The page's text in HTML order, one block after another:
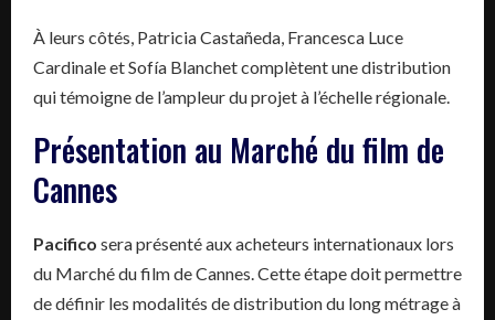
À leurs côtés, Patricia Castañeda, Francesca Luce
Cardinale et Sofía Blanchet complètent une distribution
qui témoigne de l’ampleur du projet à l’échelle régionale.
Présentation au Marché du film de
Cannes
Pacifico sera présenté aux acheteurs internationaux lors
du Marché du film de Cannes. Cette étape doit permettre
de définir les modalités de distribution du long métrage à